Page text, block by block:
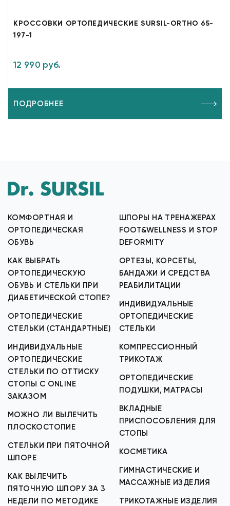
КРОССОВКИ ОРТОПЕДИЧЕСКИЕ SURSIL-ORTHO 65-
197-1
12 990 руб.
ПОДРОБНЕЕ
КОМФОРТНАЯ И
ОРТОПЕДИЧЕСКАЯ
ОБУВЬ
КАК ВЫБРАТЬ
ОРТОПЕДИЧЕСКУЮ
ОБУВЬ И СТЕЛЬКИ ПРИ
ДИАБЕТИЧЕСКОЙ СТОПЕ?
ОРТОПЕДИЧЕСКИЕ
СТЕЛЬКИ (СТАНДАРТНЫЕ)
ИНДИВИДУАЛЬНЫЕ
ОРТОПЕДИЧЕСКИЕ
СТЕЛЬКИ ПО ОТТИСКУ
СТОПЫ С ONLINE
ЗАКАЗОМ
МОЖНО ЛИ ВЫЛЕЧИТЬ
ПЛОСКОСТОПИЕ
СТЕЛЬКИ ПРИ ПЯТОЧНОЙ
ШПОРЕ
КАК ВЫЛЕЧИТЬ
ПЯТОЧНУЮ ШПОРУ ЗА 3
НЕДЕЛИ ПО МЕТОДИКЕ
ШПОРЫ НА ТРЕНАЖЕРАХ
FOOT&WELLNESS И STOP
DEFORMITY
ОРТЕЗЫ, КОРСЕТЫ,
БАНДАЖИ И СРЕДСТВА
РЕАБИЛИТАЦИИ
ИНДИВИДУАЛЬНЫЕ
ОРТОПЕДИЧЕСКИЕ
СТЕЛЬКИ
КОМПРЕССИОННЫЙ
ТРИКОТАЖ
ОРТОПЕДИЧЕСКИЕ
ПОДУШКИ, МАТРАСЫ
ВКЛАДНЫЕ
ПРИСПОСОБЛЕНИЯ ДЛЯ
СТОПЫ
КОСМЕТИКА
ГИМНАСТИЧЕСКИЕ И
МАССАЖНЫЕ ИЗДЕЛИЯ
ТРИКОТАЖНЫЕ ИЗДЕЛИЯ